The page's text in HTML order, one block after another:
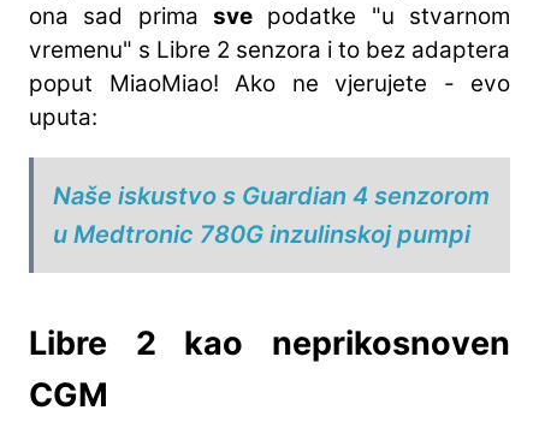
ona sad prima sve podatke "u stvarnom
vremenu" s Libre 2 senzora i to bez adaptera
poput MiaoMiao! Ako ne vjerujete - evo
uputa:
Naše iskustvo s Guardian 4 senzorom
u Medtronic 780G inzulinskoj pumpi
Libre 2 kao neprikosnoven
CGM